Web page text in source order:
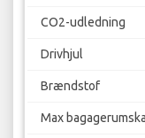
CO2-udledning
Drivhjul
Brændstof
Max